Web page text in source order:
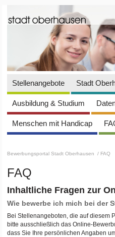
Stellenangebote Stadt
Ausbildung & Studium
Menschen mit Handicap
Bewerbungsportal Stadt Oberhausen / FAQ
FAQ
Inhaltliche Fragen zur
Wie bewerbe ich mich bei der
Bei Stellenangeboten, die auf diesem
bitte ausschließlich das Online-
dass Sie Ihre persönlichen Angaben